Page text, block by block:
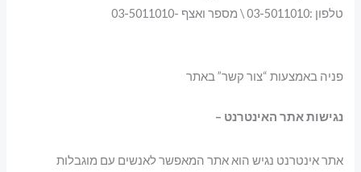
טלפון :03-5011010 \ מספר ואצף -03-5011010
פניה באמצעות “צור קשר” באתר
נגישות אתר האינטרנט –
אתר אינטרנט נגיש הוא אתר המאפשר לאנשים עם מוגבלות